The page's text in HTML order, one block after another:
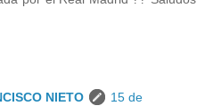
NIETO
15 de